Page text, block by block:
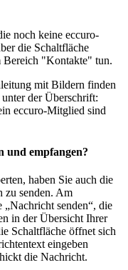
noch keine eccuro-
die Schaltfläche
Bereich "Kontakte" tun.
mit Bildern finden
der Überschrift:
eccuro-Mitglied sind
und empfangen?
haben Sie auch die
zu senden. Am
„Nachricht senden“, die
in der Übersicht Ihrer
Schaltfläche öffnet sich
eingeben
die Nachricht.